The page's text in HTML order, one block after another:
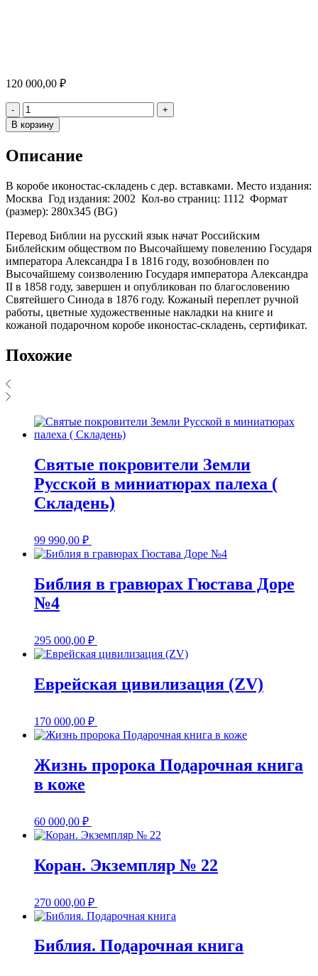
120 000,00 ₽
- Количество
+
В корзину
Описание
В коробе иконостас-складень с дер. вставками. Место издания:
Москва Год издания: 2002 Кол-во страниц: 1112 Формат
(размер): 280х345 (BG)
Перевод Библии на русский язык начат Российским
Библейским обществом по Высочайшему повелению Государя
императора Александра I в 1816 году, возобновлен по
Высочайшему соизволению Государя императора Александра
II в 1858 году, завершен и опубликован по благословению
Святейшего Синода в 1876 году. Кожаный переплет ручной
работы, цветные художественные накладки на книге и
кожаной подарочном коробе иконостас-складень, сертификат.
Похожие
Святые покровители Земли
Русской в миниатюрах палеха (
Складень)
99 990,00 ₽
Библия в гравюрах Гюстава Доре
№4
295 000,00 ₽
Еврейская цивилизация (ZV)
170 000,00 ₽
Жизнь пророка Подарочная книга
в коже
60 000,00 ₽
Коран. Экземпляр № 22
270 000,00 ₽
Библия. Подарочная книга